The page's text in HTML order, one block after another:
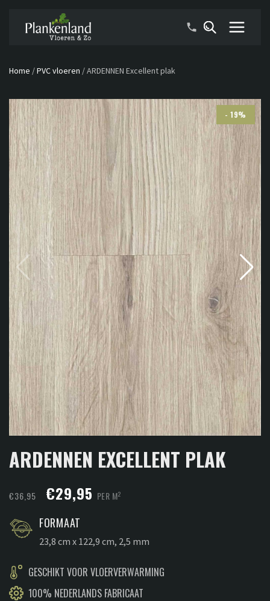
Home /PVC vloeren /ARDENNEN Excellent plak
- 19%
ARDENNEN EXCELLENT PLAK
€36,95
Oorspronkelijke
prijs
was:
€29,95 Huidige
is:
PER M2
FORMAAT
23,8 cm x 122,9 cm, 2,5 mm
GESCHIKT VOOR VLOERVERWARMING
100% NEDERLANDS FABRICAAT